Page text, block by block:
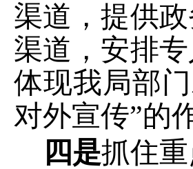
渠道，提供
渠道，安排
体现我局部
对外宣传”的
四是抓住